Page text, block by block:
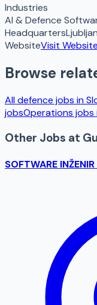
Industries
AI & Defence
Headquarters
WebsiteVisit
Browse
All defence jobs in
jobsOperations jobs
Other Jobs at
SOFTWARE